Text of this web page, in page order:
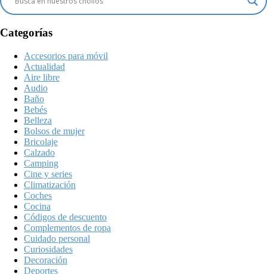
Categorías
Accesorios para móvil
Actualidad
Aire libre
Audio
Baño
Bebés
Belleza
Bolsos de mujer
Bricolaje
Calzado
Camping
Cine y series
Climatización
Coches
Cocina
Códigos de descuento
Complementos de ropa
Cuidado personal
Curiosidades
Decoración
Deportes